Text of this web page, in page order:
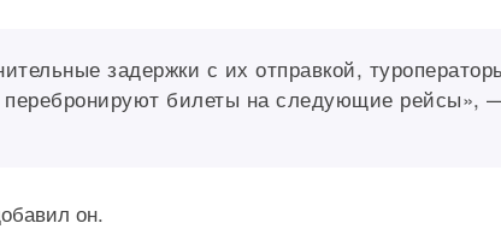
задержки с их отправкой,
перебронируют билеты на следующие рейсы»,
он.